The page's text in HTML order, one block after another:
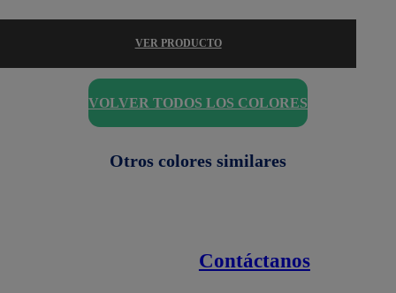
VER PRODUCTO
VOLVER TODOS LOS COLORES
Otros colores similares
Contáctanos